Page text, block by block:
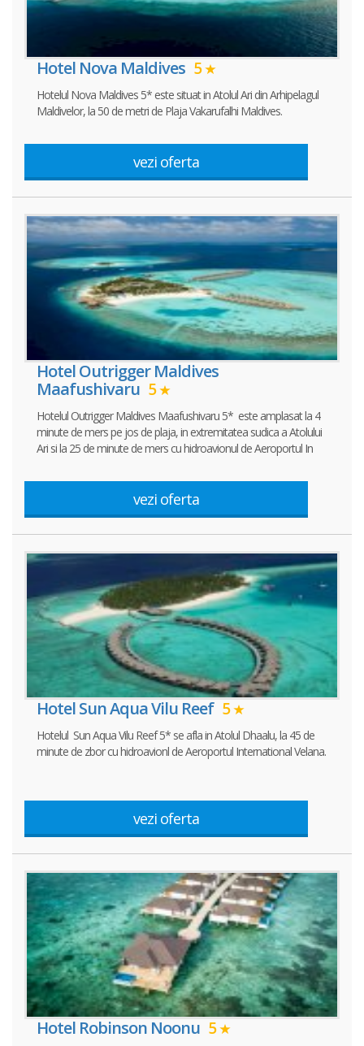
Hotel Nova Maldives 5
Hotelul Nova Maldives 5* este situat in Atolul Ari din Arhipelagul
Maldivelor, la 50 de metri de Plaja Vakarufalhi Maldives.
vezi oferta
Hotel Outrigger Maldives
Maafushivaru 5
Hotelul Outrigger Maldives Maafushivaru 5* este amplasat la 4
minute de mers pe jos de plaja, in extremitatea sudica a Atolului
Ari si la 25 de minute de mers cu hidroavionul de Aeroportul In
vezi oferta
Hotel Sun Aqua Vilu Reef 5
Hotelul Sun Aqua Vilu Reef 5* se afla in Atolul Dhaalu, la 45 de
minute de zbor cu hidroavionl de Aeroportul International Velana.
vezi oferta
Hotel Robinson Noonu 5